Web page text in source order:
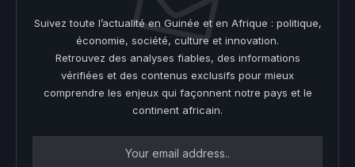
Suivez toute l’actualité en Guinée et en Afrique : politique,
économie, société, culture et innovation.
Retrouvez des analyses fiables, des informations
vérifiées et des contenus exclusifs pour mieux
comprendre les enjeux qui façonnent notre pays et le
continent africain.